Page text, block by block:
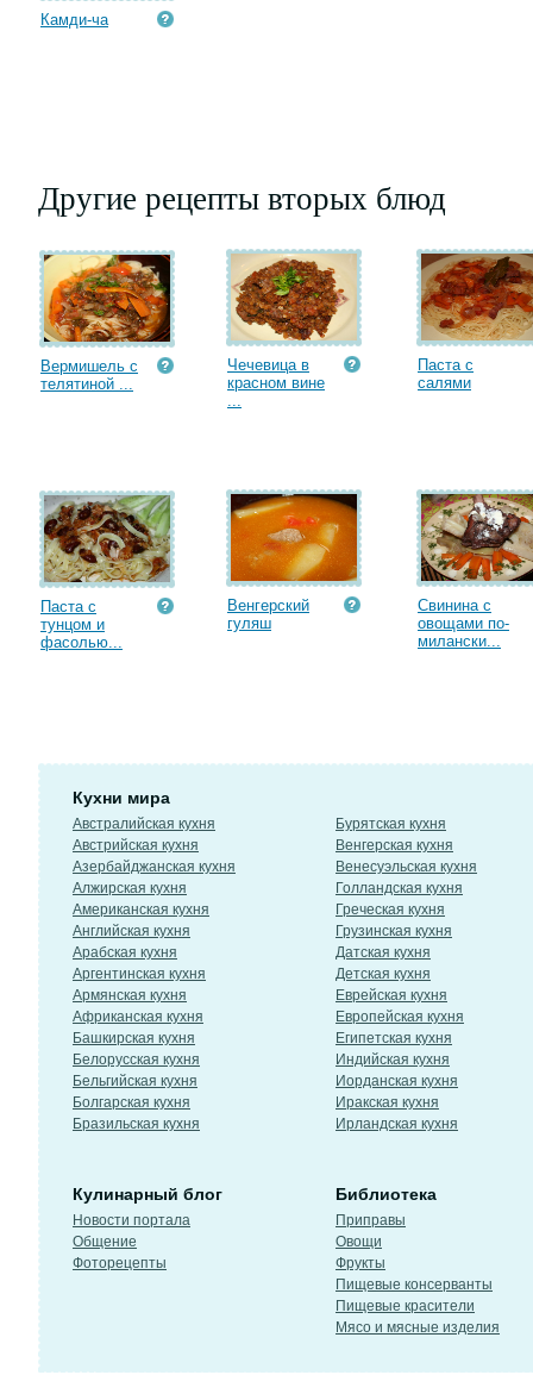
Камди-ча
Другие рецепты вторых блюд
Вермишель с
телятиной ...
Чечевица в
красном вине
...
Паста с
салями
Паста с
тунцом и
фасолью...
Венгерский
гуляш
Свинина с
овощами по-
милански...
Кухни мира
Австралийская кухня
Австрийская кухня
Азербайджанская кухня
Алжирская кухня
Американская кухня
Английская кухня
Арабская кухня
Аргентинская кухня
Армянская кухня
Африканская кухня
Башкирская кухня
Белорусская кухня
Бельгийская кухня
Болгарская кухня
Бразильская кухня
Бурятская кухня
Венгерская кухня
Венесуэльская кухня
Голландская кухня
Греческая кухня
Грузинская кухня
Датская кухня
Детская кухня
Еврейская кухня
Европейская кухня
Египетская кухня
Индийская кухня
Иорданская кухня
Иракская кухня
Ирландская кухня
Кулинарный блог
Новости портала
Общение
Фоторецепты
Библиотека
Приправы
Овощи
Фрукты
Пищевые консерванты
Пищевые красители
Мясо и мясные изделия